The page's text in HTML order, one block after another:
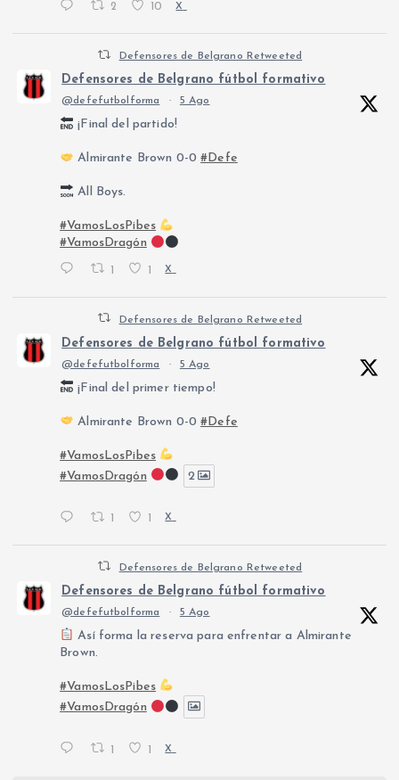
2 10 X
Defensores de Belgrano Retweeted
Defensores de Belgrano fútbol formativo
@defefutbolforma · 5 Ago
¡Final del partido!
Almirante Brown 0-0#Defe
All Boys.
#VamosLosPibes
#VamosDragón
1 1 X
Defensores de Belgrano Retweeted
Defensores de Belgrano fútbol formativo
@defefutbolforma · 5 Ago
¡Final del primer tiempo!
Almirante Brown 0-0#Defe
#VamosLosPibes
#VamosDragón
2
X
Defensores de Belgrano Retweeted
Defensores de Belgrano fútbol formativo
@defefutbolforma · 5 Ago
Así forma la reserva para enfrentar a Almirante
Brown.
#VamosLosPibes
#VamosDragón
1 1 X